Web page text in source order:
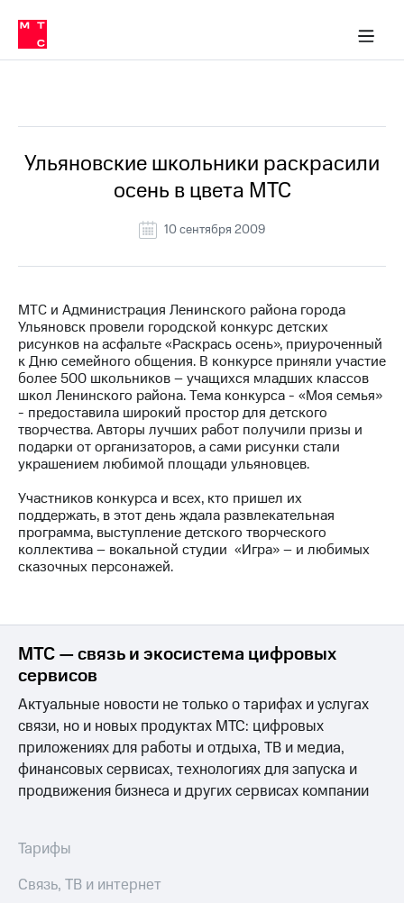
Медиа-центр
и акционерам
Устойчивое развитие
Комплаенс и деловая этика
компании
Карьера
История
компании
Руководство
Контакты
Медиа-центр
Пресс-
релизы
МТС
о технологиях
Интервью
Финансовая
отчетность
спикера
Корпоративное
управление
Корпоративный
секретарь
Раскрытие
ПАО
в МТС
Пресс-
релизы
о технологиях
Ульяновские школьники раскрасили
осень в цвета МТС
10 сентября 2009
МТС и Администрация Ленинского района города
Ульяновск провели городской конкурс детских
рисунков на асфальте «Раскрась осень», приуроченный
к Дню семейного общения. В конкурсе приняли участие
более 500 школьников – учащихся младших классов
школ Ленинского района. Тема конкурса - «Моя семья»
- предоставила широкий простор для детского
творчества. Авторы лучших работ получили призы и
подарки от организаторов, а сами рисунки стали
украшением любимой площади ульяновцев.
Участников конкурса и всех, кто пришел их
поддержать, в этот день ждала развлекательная
программа, выступление детского творческого
коллектива – вокальной студии «Игра» – и любимых
сказочных персонажей.
МТС — связь и экосистема цифровых
сервисов
Актуальные новости не только о тарифах и услугах
связи, но и новых продуктах МТС: цифровых
приложениях для работы и отдыха, ТВ и медиа,
финансовых сервисах, технологиях для запуска и
продвижения бизнеса и других сервисах компании
Тарифы
Связь, ТВ и интернет